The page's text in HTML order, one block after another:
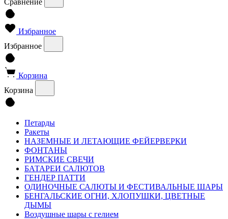
Избранное
Избранное
Корзина
Корзина
Петарды
Ракеты
НАЗЕМНЫЕ И ЛЕТАЮЩИЕ ФЕЙЕРВЕРКИ
ФОНТАНЫ
РИМСКИЕ СВЕЧИ
БАТАРЕИ САЛЮТОВ
ГЕНДЕР ПАТТИ
ОДИНОЧНЫЕ САЛЮТЫ И ФЕСТИВАЛЬНЫЕ ШАРЫ
БЕНГАЛЬСКИЕ ОГНИ, ХЛОПУШКИ, ЦВЕТНЫЕ
ДЫМЫ
Воздушные шары с гелием